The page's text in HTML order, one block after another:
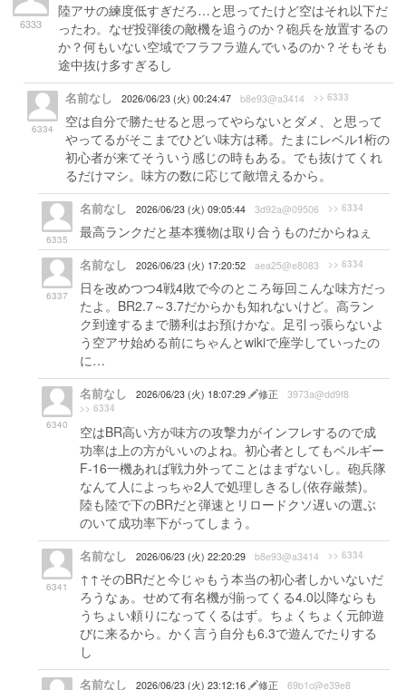
6333
陸アサの練度低すぎだろ…と思ってたけど空はそれ以下だ
ったわ。なぜ投弾後の敵機を追うのか？砲兵を放置するの
か？何もいない空域でフラフラ遊んでいるのか？そもそも
途中抜け多すぎるし
6334
名前なし 2026/06/23 (火) 00:24:47 b8e93@a3414 >> 6333
空は自分で勝たせると思ってやらないとダメ、と思って
やってるがそこまでひどい味方は稀。たまにレベル1桁の
初心者が来てそういう感じの時もある。でも抜けてくれ
るだけマシ。味方の数に応じて敵増えるから。
6335
名前なし 2026/06/23 (火) 09:05:44 3d92a@09506 >> 6334
最高ランクだと基本獲物は取り合うものだからねぇ
6337
名前なし 2026/06/23 (火) 17:20:52 aea25@e8083 >> 6334
日を改めつつ4戦4敗で今のところ毎回こんな味方だっ
たよ。BR2.7～3.7だからかも知れないけど。高ラン
ク到達するまで勝利はお預けかな。足引っ張らないよ
う空アサ始める前にちゃんとwikiで座学していったの
に…
6340
名前なし 2026/06/23 (火) 18:07:29 修正 3973a@dd9f8
>> 6334
空はBR高い方が味方の攻撃力がインフレするので成
功率は上の方がいいのよね。初心者としてもベルギー
F-16一機あれば戦力外ってことはまずないし。砲兵隊
なんて人によっちゃ2人で処理しきるし(依存厳禁)。
陸も陸で下のBRだと弾速とリロードクソ遅いの選ぶ
のいて成功率下がってしまう。
6341
名前なし 2026/06/23 (火) 22:20:29 b8e93@a3414 >> 6334
↑↑そのBRだと今じゃもう本当の初心者しかいないだ
ろうなぁ。せめて有名機が揃ってくる4.0以降ならも
うちょい頼りになってくるはず。ちょくちょく元帥遊
びに来るから。かく言う自分も6.3で遊んでたりする
し
名前なし 2026/06/23 (火) 23:12:16 修正 69b1c@e39e8